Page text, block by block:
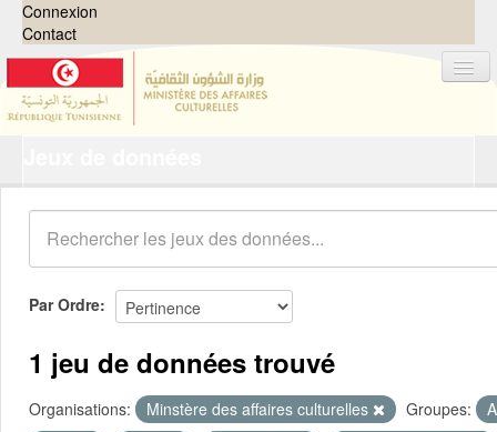
Connexion
Contact
Organisations
Groupes
Demandes 0
À propos
Par Ordre
1 jeu de données trouvé
Organisations: Minstère des affaires culturelles Groupes: